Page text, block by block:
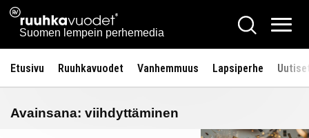
Siirry
sisältöön
Ruuhkavuodet.fi
Suomen lempein perhemedia
Hae
Etusivu Ruuhkavuodet Vanhemmuus Lapsiperhe
Avainsana: viihdyttäminen